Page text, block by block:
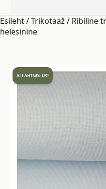
Esileht/Trikotaaž / Ribiline
helesinine
ALLAHINDLUS!